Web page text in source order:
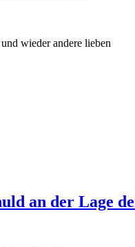
wieder andere lieben
an der Lage